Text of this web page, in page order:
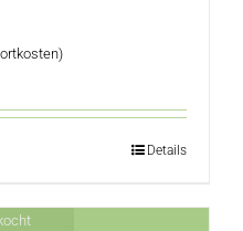
Details